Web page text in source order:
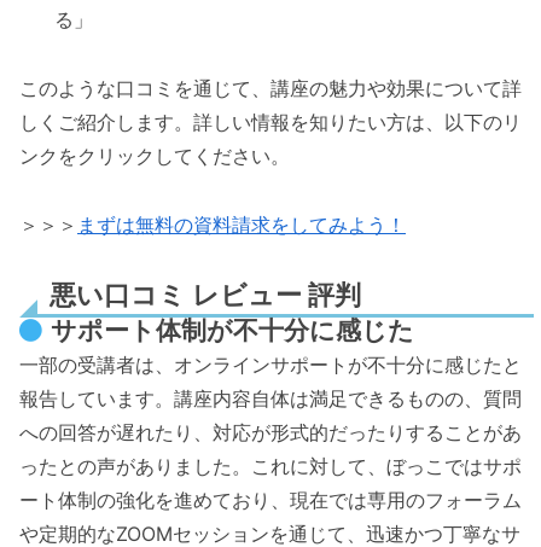
る」
このような口コミを通じて、講座の魅力や効果について詳
しくご紹介します。詳しい情報を知りたい方は、以下のリ
ンクをクリックしてください。
＞＞＞ まずは無料の資料請求をしてみよう！
悪い口コミ レビュー 評判
サポート体制が不十分に感じた
一部の受講者は、オンラインサポートが不十分に感じたと
報告しています。講座内容自体は満足できるものの、質問
への回答が遅れたり、対応が形式的だったりすることがあ
ったとの声がありました。これに対して、ぼっこではサポ
ート体制の強化を進めており、現在では専用のフォーラム
や定期的なZOOMセッションを通じて、迅速かつ丁寧なサ